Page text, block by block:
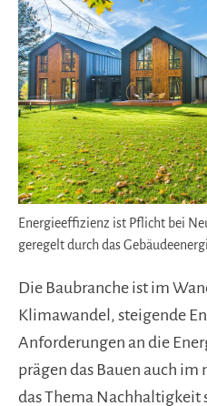
Energieeffizienz ist Pflicht bei
geregelt durch das
Die Baubranche ist im
Klimawandel, steigende
Anforderungen an die
prägen das Bauen auch im
das Thema Nachhaltigkeit